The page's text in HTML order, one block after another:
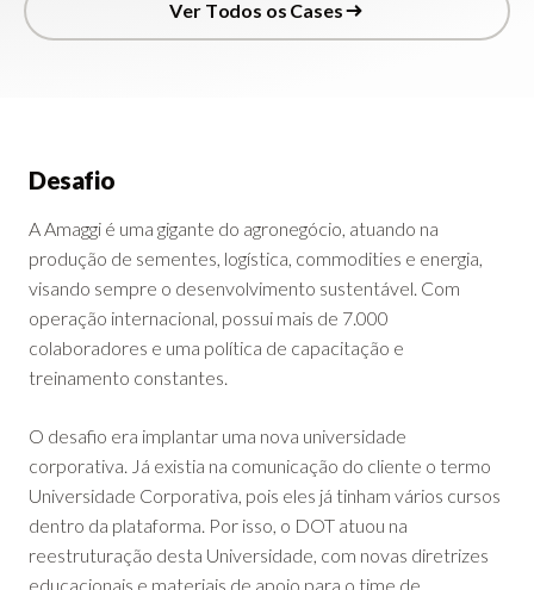
Ver Todos os Cases
VerTodososCases
Desafio
A Amaggi é uma gigante do agronegócio, atuando na
produção de sementes, logística, commodities e energia,
visando sempre o desenvolvimento sustentável. Com
operação internacional, possui mais de 7.000
colaboradores e uma política de capacitação e
treinamento constantes.
O desafio era implantar uma nova universidade
corporativa. Já existia na comunicação do cliente o termo
Universidade Corporativa, pois eles já tinham vários cursos
dentro da plataforma. Por isso, o DOT atuou na
reestruturação desta Universidade, com novas diretrizes
educacionais e materiais de apoio para o time de